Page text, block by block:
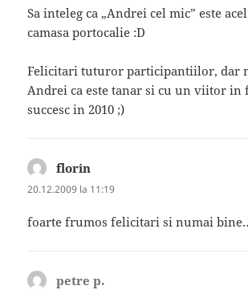
Sa inteleg ca „Andrei cel mic” este
camasa portocalie :D
Felicitari tuturor participantiilor, dar
Andrei ca este tanar si cu un viitor in
succesc in 2010 ;)
florin
20.12.2009 la 11:19
foarte frumos felicitari si numai
petre p.